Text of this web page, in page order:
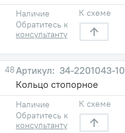
Наличие
Обратитесь к
консультанту
К схеме
48
34-2201043-10
Кольцо стопорное
Наличие
Обратитесь к
консультанту
К схеме